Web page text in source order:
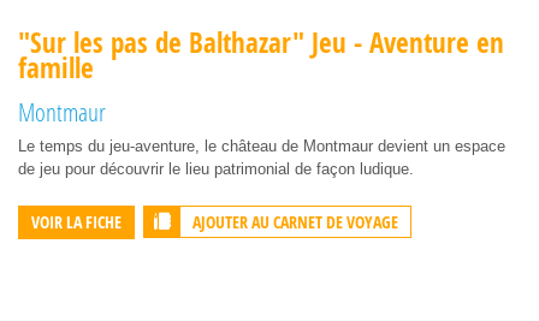
"Sur les pas de Balthazar" Jeu - Aventure en
famille
Montmaur
Le temps du jeu-aventure, le château de Montmaur devient un espace
de jeu pour découvrir le lieu patrimonial de façon ludique.
VOIR LA FICHE AJOUTER AU CARNET DE VOYAGE